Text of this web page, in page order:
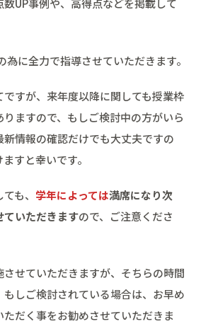
UP事例や、高得点などを掲載して
為に全力で指導させていただきます。
すが、来年度以降に関しても授業枠
ますので、もしご検討中の方がいら
情報の確認だけでも大丈夫ですの
すと幸いです。
も、 学年によっては満席になり次
ていただきますので、ご注意くださ
せていただきますが、そちらの時間
しご検討されている場合は、お早め
だく事をお勧めさせていただきま